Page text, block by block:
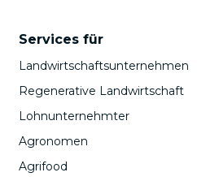
Services für
Landwirtschaftsunternehmen
Regenerative Landwirtschaft
Lohnunternehmter
Agronomen
Agrifood